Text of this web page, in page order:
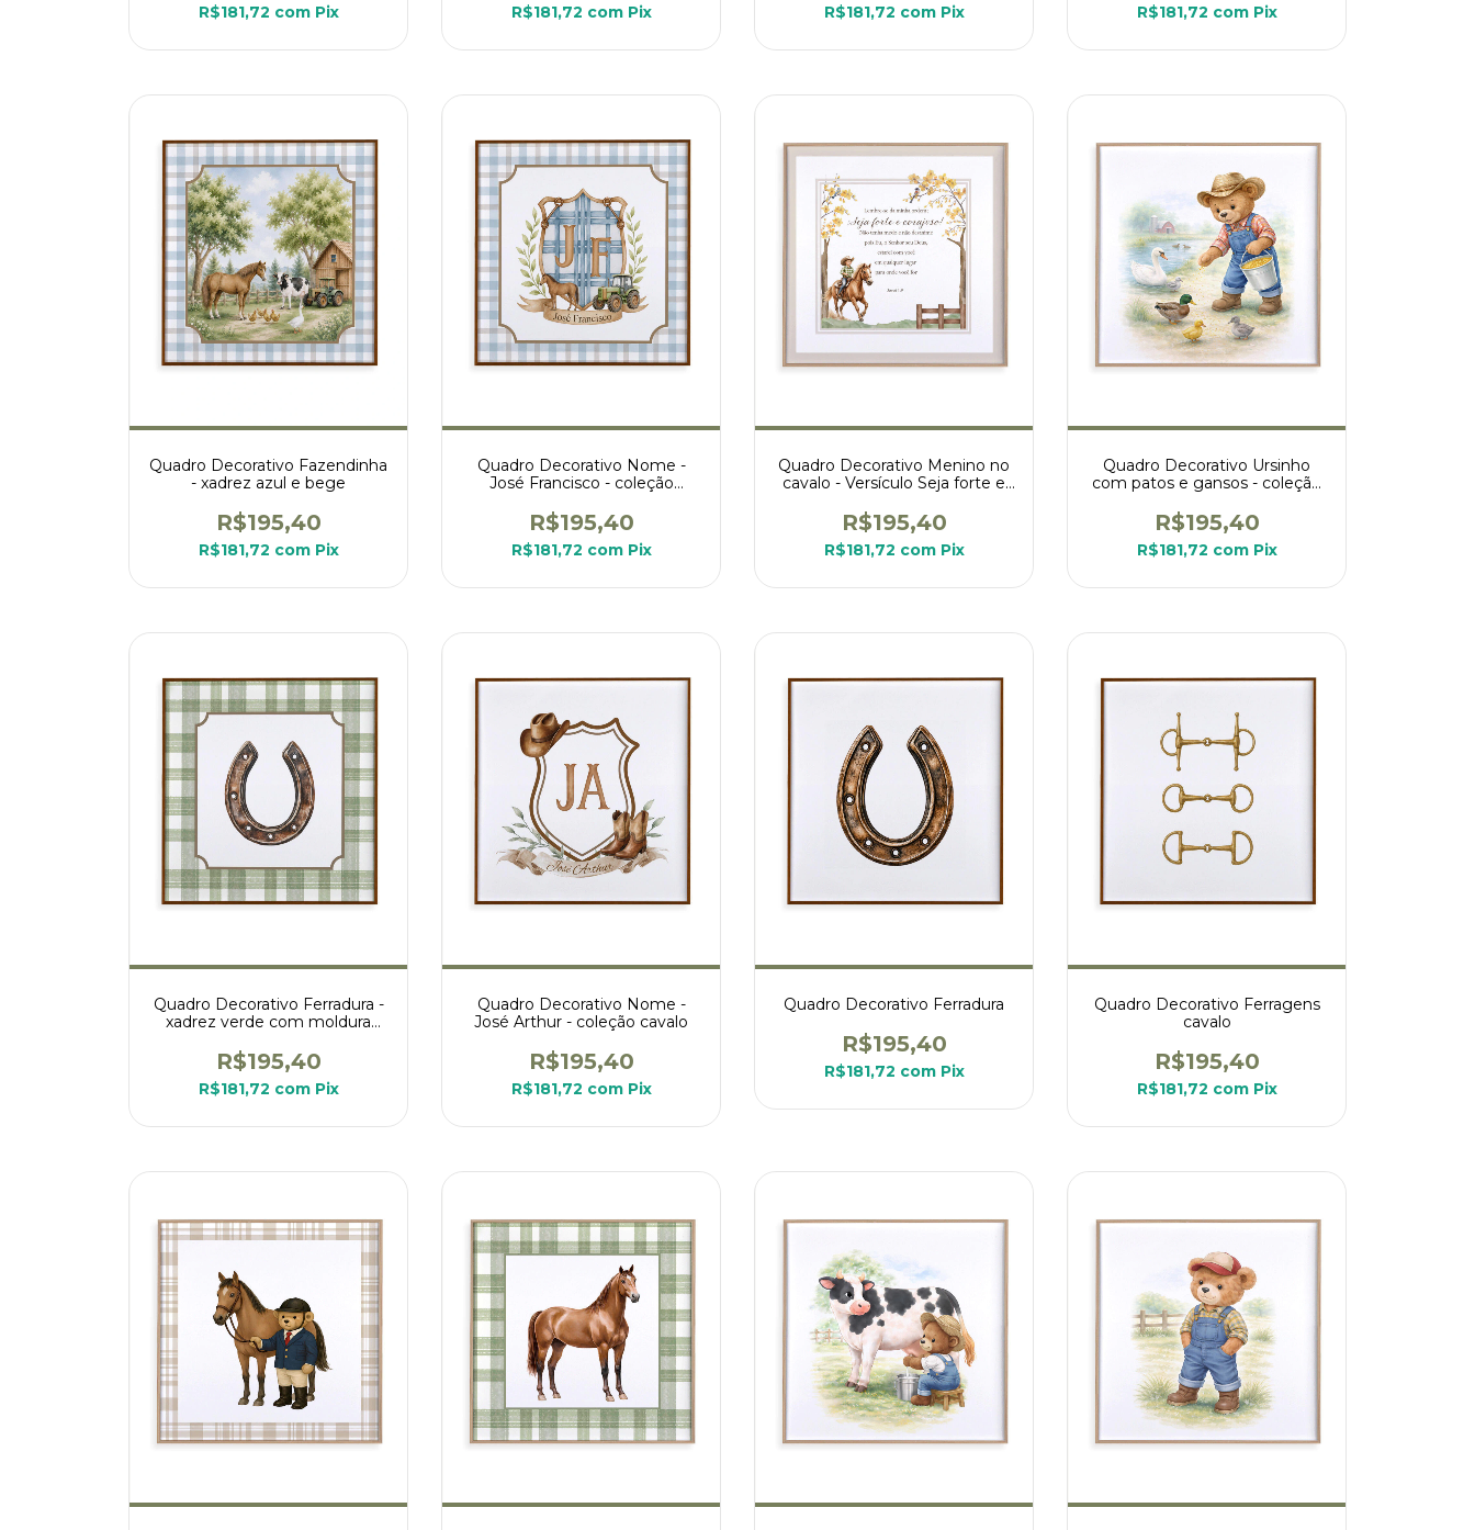
R$181,72 com Pix R$181,72 com Pix R$181,72 com Pix R$181,72 com Pix
Quadro Decorativo Fazendinha
- xadrez azul e bege
R$195,40
R$181,72 com Pix
Quadro Decorativo Nome -
José Francisco - coleção
R$195,40
R$181,72 com Pix
Quadro Decorativo Menino no
cavalo - Versículo Seja forte e
R$195,40
R$181,72 com Pix
Quadro Decorativo Ursinho
com patos e gansos - coleção
R$195,40
R$181,72 com Pix
Quadro Decorativo Ferradura -
xadrez verde com moldura
R$195,40
R$181,72 com Pix
Quadro Decorativo Nome -
José Arthur - coleção cavalo
R$195,40
R$181,72 com Pix
Quadro Decorativo Ferradura
R$195,40
R$181,72 com Pix
Quadro Decorativo Ferragens
cavalo
R$195,40
R$181,72 com Pix